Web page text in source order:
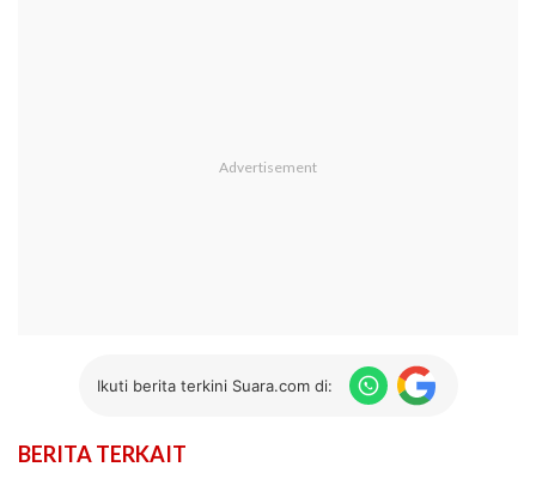
Ikuti berita terkini Suara.com di:
BERITA TERKAIT